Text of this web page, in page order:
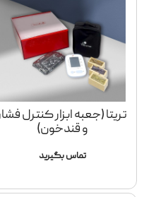
تریتا (جعبه ابزار کنترل
و قندخون)
تماس بگیرید